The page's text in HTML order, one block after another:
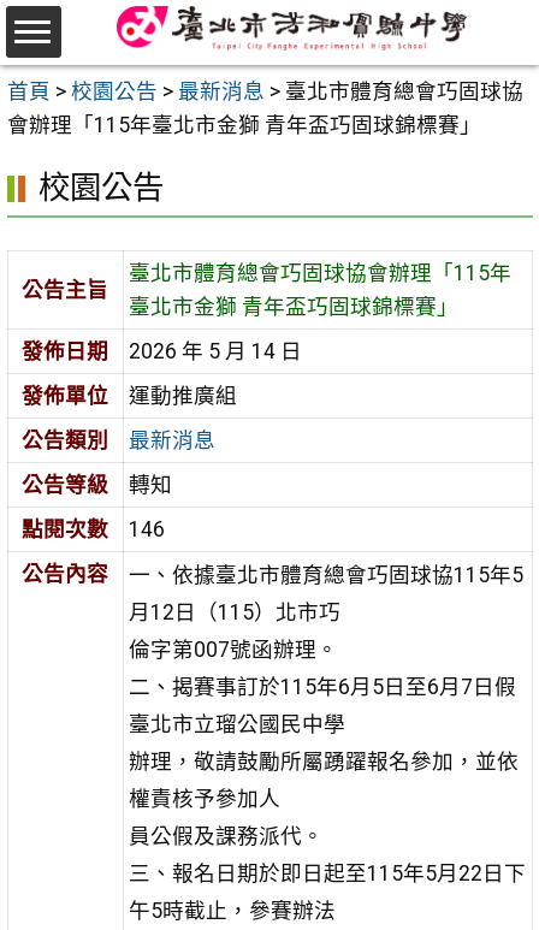
跳
至
主
要
區
首頁 > 校園公告 > 最新消息 > 臺北市體育總會巧固球協
會辦理「115年臺北市金獅 青年盃巧固球錦標賽」
校園公告
公告主旨
臺北市體育總會巧固球協會辦理「115年
臺北市金獅 青年盃巧固球錦標賽」
發佈日期
2026 年 5 月 14 日
發佈單位
運動推廣組
公告類別
最新消息
公告等級
轉知
點閱次數
146
公告內容
一、依據臺北市體育總會巧固球協115年5
月12日（115）北市巧
倫字第007號函辦理。
二、揭賽事訂於115年6月5日至6月7日假
臺北市立瑠公國民中學
辦理，敬請鼓勵所屬踴躍報名參加，並依
權責核予參加人
員公假及課務派代。
三、報名日期於即日起至115年5月22日下
午5時截止，參賽辦法
選
單